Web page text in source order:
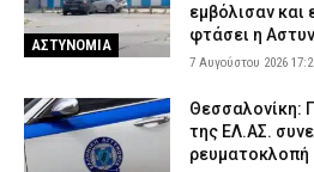
ΑΣΤΥΝΟΜΙΑ
εμβόλισαν και
φτάσει η
7 Αυγούστου 2026
Θεσσαλονίκη:
της ΕΛ.ΑΣ.
ρευματοκλοπή